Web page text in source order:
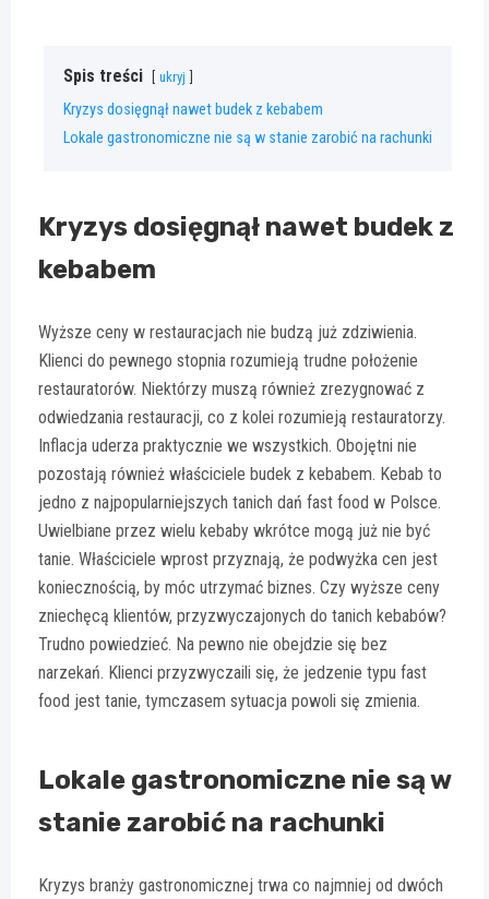
Spis treści ukryj
Kryzys dosięgnął nawet budek z kebabem
Lokale gastronomiczne nie są w stanie zarobić na rachunki
Kryzys dosięgnął nawet budek z
kebabem
Wyższe ceny w restauracjach nie budzą już zdziwienia.
Klienci do pewnego stopnia rozumieją trudne położenie
restauratorów. Niektórzy muszą również zrezygnować z
odwiedzania restauracji, co z kolei rozumieją restauratorzy.
Inflacja uderza praktycznie we wszystkich. Obojętni nie
pozostają również właściciele budek z kebabem. Kebab to
jedno z najpopularniejszych tanich dań fast food w Polsce.
Uwielbiane przez wielu kebaby wkrótce mogą już nie być
tanie. Właściciele wprost przyznają, że podwyżka cen jest
koniecznością, by móc utrzymać biznes. Czy wyższe ceny
zniechęcą klientów, przyzwyczajonych do tanich kebabów?
Trudno powiedzieć. Na pewno nie obejdzie się bez
narzekań. Klienci przyzwyczaili się, że jedzenie typu fast
food jest tanie, tymczasem sytuacja powoli się zmienia.
Lokale gastronomiczne nie są w
stanie zarobić na rachunki
Kryzys branży gastronomicznej trwa co najmniej od dwóch